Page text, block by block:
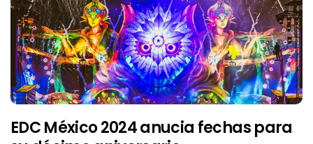
EDC México 2024 anucia fechas para